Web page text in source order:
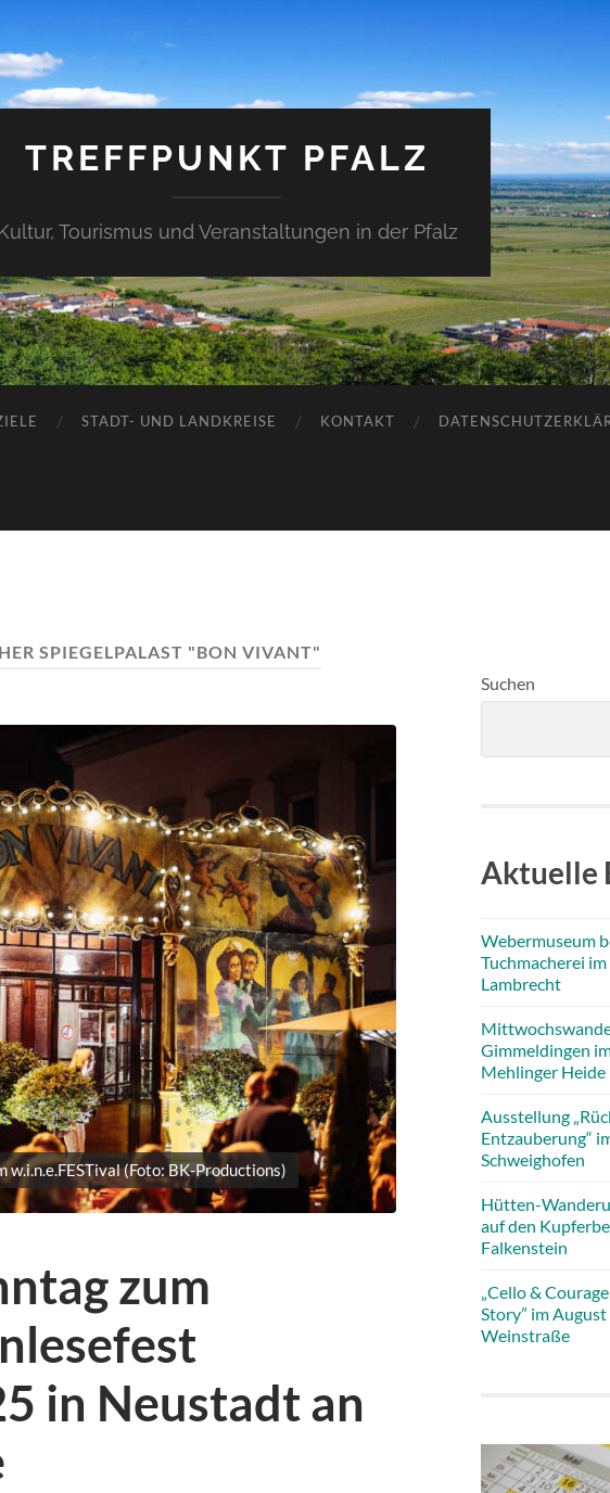
TREFFPUNKT PFALZ
Tourismus und Veranstaltungen in der Pfalz
STADT- UND LANDKREISE KONTAKT
SPIEGELPALAST "BON VIVANT"
(Foto: BK-Productions)
zum
in Neustadt an
Suchen
Aktuelle
Webermuseum
Tuchmacherei
Lambrecht
Gimmeldingen
Mehlinger Heide
Ausstellung
Entzauberung“
Schweighofen
Hütten-
auf den
Falkenstein
„Cello &
Story” im
Weinstraße